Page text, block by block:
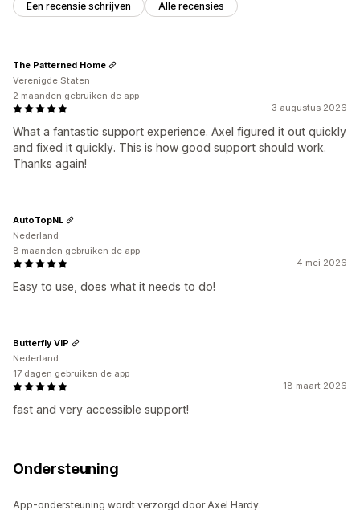
Een recensie schrijven Alle recensies
3 augustus 2026
What a fantastic support experience. Axel figured it out quickly
and fixed it quickly. This is how good support should work.
Thanks again!
The Patterned Home
Verenigde Staten
2 maanden gebruiken de app
4 mei 2026
Easy to use, does what it needs to do!
AutoTopNL
Nederland
8 maanden gebruiken de app
18 maart 2026
fast and very accessible support!
Butterfly VIP
Nederland
17 dagen gebruiken de app
Ondersteuning
App-ondersteuning wordt verzorgd door Axel Hardy.